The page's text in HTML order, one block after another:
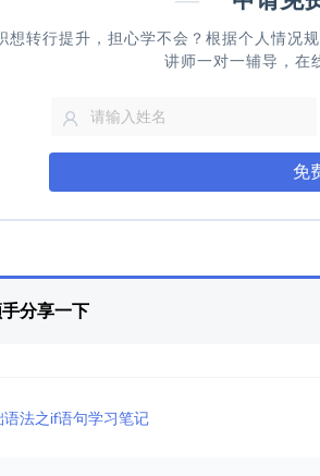
想转行提升，担心学不会？根据个人情况
讲师一对一辅导，在
免
分享一下
语法之if语句学习笔记